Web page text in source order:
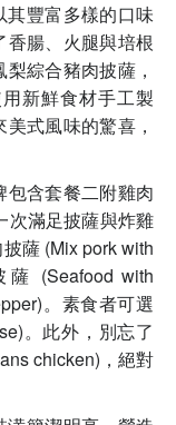
其豐富多樣的口味
香腸、火腿與培根
綜合豬肉披薩，
新鮮食材手工製
式風味的驚喜，
含套餐二附雞肉
次滿足披薩與炸雞
薩 (Mix pork with
薩 (Seafood with
。素食者可選
。此外，別忘了
chicken)，絕對